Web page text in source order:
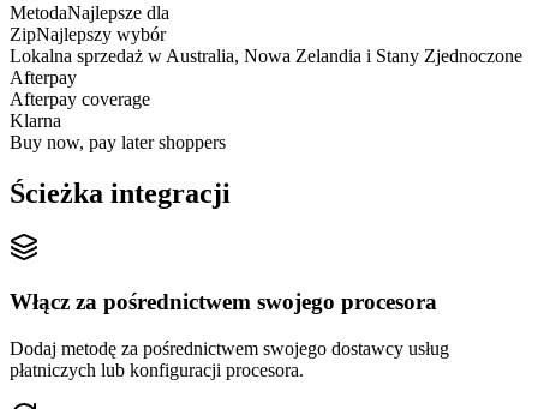
MetodaNajlepsze dla
ZipNajlepszy wybór
Lokalna sprzedaż w Australia, Nowa Zelandia i Stany Zjednoczone
Afterpay
Afterpay coverage
Klarna
Buy now, pay later shoppers
Ścieżka integracji
Włącz za pośrednictwem swojego procesora
Dodaj metodę za pośrednictwem swojego dostawcy usług
płatniczych lub konfiguracji procesora.